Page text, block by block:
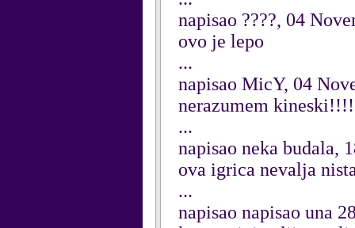
napisao ????, 04
ovo je lepo
...
napisao MicY, 04
nerazumem
...
napisao neka budala,
ova igrica nevalja
...
napisao napisao una